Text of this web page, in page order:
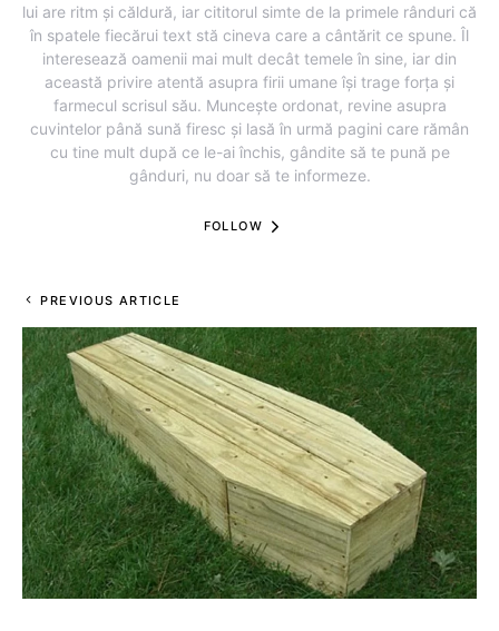
lui are ritm și căldură, iar cititorul simte de la primele rânduri că
în spatele fiecărui text stă cineva care a cântărit ce spune. Îl
interesează oamenii mai mult decât temele în sine, iar din
această privire atentă asupra firii umane își trage forța și
farmecul scrisul său. Muncește ordonat, revine asupra
cuvintelor până sună firesc și lasă în urmă pagini care rămân
cu tine mult după ce le-ai închis, gândite să te pună pe
gânduri, nu doar să te informeze.
FOLLOW
PREVIOUS ARTICLE